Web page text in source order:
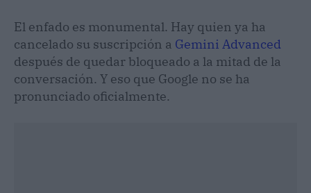
El enfado es monumental. Hay quien ya ha
cancelado su suscripción a Gemini Advanced
después de quedar bloqueado a la mitad de la
conversación. Y eso que Google no se ha
pronunciado oficialmente.